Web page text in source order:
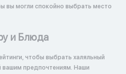
вы могли спокойно выбрать место
и Блюда
чтобы выбрать халяльный
предпочтениям. Наши